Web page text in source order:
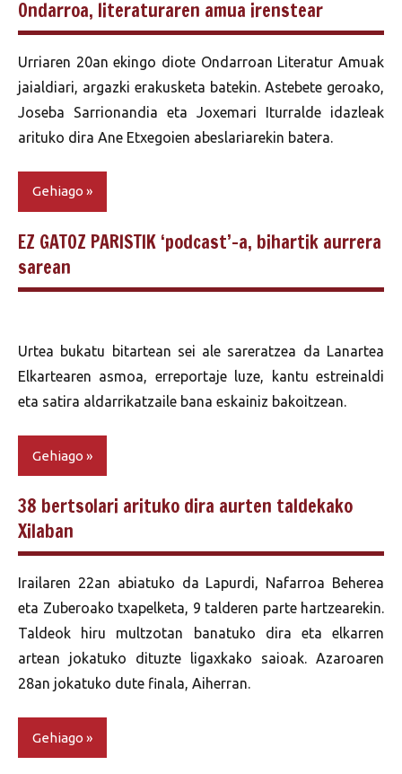
Ondarroa, literaturaren amua irenstear
Urriaren 20an ekingo diote Ondarroan Literatur Amuak
jaialdiari, argazki erakusketa batekin. Astebete geroako,
Joseba Sarrionandia eta Joxemari Iturralde idazleak
arituko dira Ane Etxegoien abeslariarekin batera.
Gehiago
EZ GATOZ PARISTIK ‘podcast’-a, bihartik aurrera
sarean
Urtea bukatu bitartean sei ale sareratzea da Lanartea
Elkartearen asmoa, erreportaje luze, kantu estreinaldi
eta satira aldarrikatzaile bana eskainiz bakoitzean.
Gehiago
38 bertsolari arituko dira aurten taldekako
Xilaban
Irailaren 22an abiatuko da Lapurdi, Nafarroa Beherea
eta Zuberoako txapelketa, 9 talderen parte hartzearekin.
Taldeok hiru multzotan banatuko dira eta elkarren
artean jokatuko dituzte ligaxkako saioak. Azaroaren
28an jokatuko dute finala, Aiherran.
Gehiago